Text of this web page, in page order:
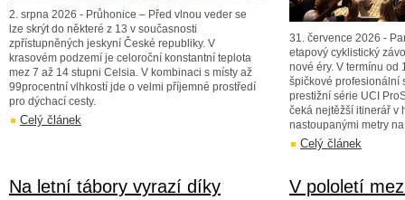
2. srpna 2026 - Průhonice – Před vlnou veder se
lze skrýt do některé z 13 v současnosti
zpřístupněných jeskyní České republiky. V
krasovém podzemí je celoroční konstantní teplota
mez 7 až 14 stupni Celsia. V kombinaci s místy až
99procentní vlhkostí jde o velmi příjemné prostředí
pro dýchací cesty.
Celý článek
31. července 2026 -
etapový cyklistický
nové éry. V termínu od
špičkové profesionální
prestižní série UCI
čeká nejtěžší itinerář v
nastoupanými metry
Celý článek
Na letní tábory vyrazí díky V pololetí